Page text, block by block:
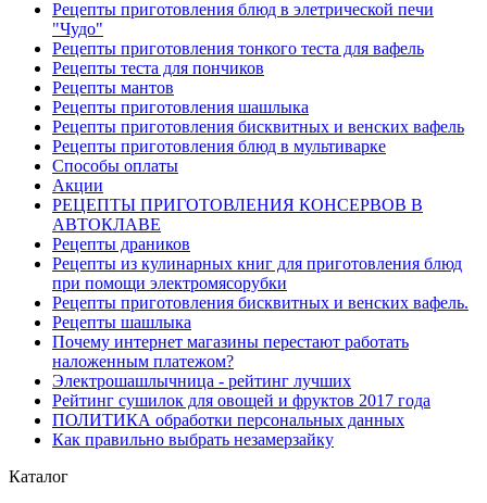
Рецепты приготовления блюд в элетрической печи
"Чудо"
Рецепты приготовления тонкого теста для вафель
Рецепты теста для пончиков
Рецепты мантов
Рецепты приготовления шашлыка
Рецепты приготовления бисквитных и венских вафель
Рецепты приготовления блюд в мультиварке
Способы оплаты
Акции
РЕЦЕПТЫ ПРИГОТОВЛЕНИЯ КОНСЕРВОВ В
АВТОКЛАВЕ
Рецепты драников
Рецепты из кулинарных книг для приготовления блюд
при помощи электромясорубки
Рецепты приготовления бисквитных и венских вафель.
Рецепты шашлыка
Почему интернет магазины перестают работать
наложенным платежом?
Электрошашлычница - рейтинг лучших
Рейтинг сушилок для овощей и фруктов 2017 года
ПОЛИТИКА обработки персональных данных
Как правильно выбрать незамерзайку
Каталог